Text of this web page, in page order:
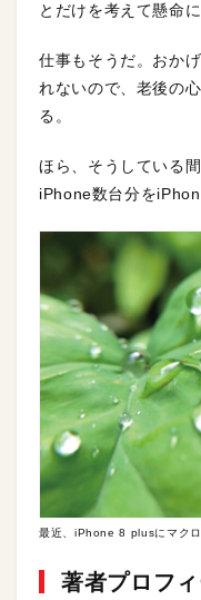
とだけを考えて懸命
仕事もそうだ。おか
れないので、老後の
る。
ほら、そうしている
iPhone数台分を
最近、iPhone 8 plusにマクロ
著者プロフ